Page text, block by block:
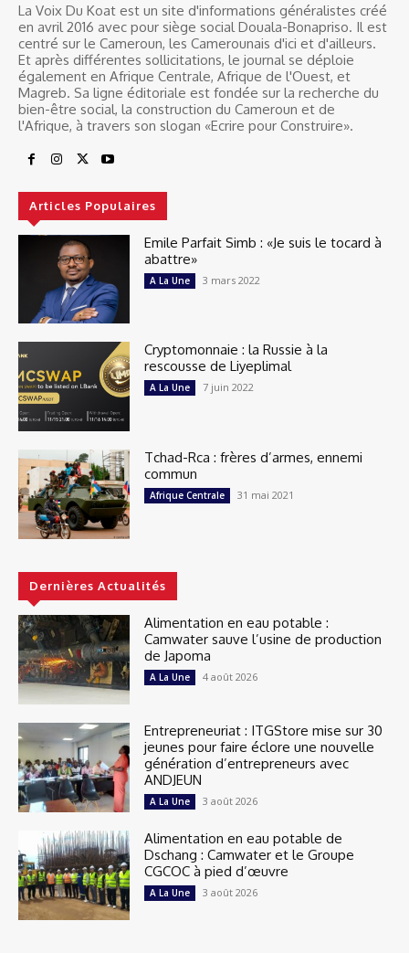
La Voix Du Koat est un site d'informations généralistes créé
en avril 2016 avec pour siège social Douala-Bonapriso. Il est
centré sur le Cameroun, les Camerounais d'ici et d'ailleurs.
Et après différentes sollicitations, le journal se déploie
également en Afrique Centrale, Afrique de l'Ouest, et
Magreb. Sa ligne éditoriale est fondée sur la recherche du
bien-être social, la construction du Cameroun et de
l'Afrique, à travers son slogan «Ecrire pour Construire».
Articles Populaires
Emile Parfait Simb : «Je suis le tocard à
abattre»
A La Une 3 mars 2022
Cryptomonnaie : la Russie à la
rescousse de Liyeplimal
A La Une 7 juin 2022
Tchad-Rca : frères d’armes, ennemi
commun
Afrique Centrale 31 mai 2021
Dernières Actualités
Alimentation en eau potable :
Camwater sauve l’usine de production
de Japoma
A La Une 4 août 2026
Entrepreneuriat : ITGStore mise sur 30
jeunes pour faire éclore une nouvelle
génération d’entrepreneurs avec
ANDJEUN
A La Une 3 août 2026
Alimentation en eau potable de
Dschang : Camwater et le Groupe
CGCOC à pied d’œuvre
A La Une 3 août 2026